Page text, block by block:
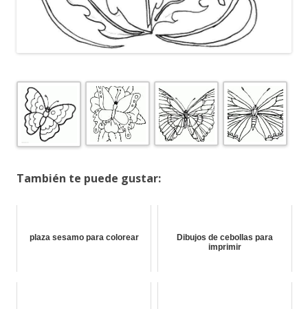
También te puede gustar:
plaza sesamo para colorear
Dibujos de cebollas para
imprimir